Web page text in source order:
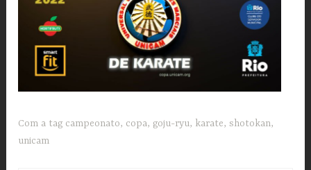
Com a tag campeonato, copa, goju-ryu, karate,shotokan,
unicam